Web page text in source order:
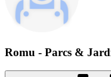
Romu - Parcs &